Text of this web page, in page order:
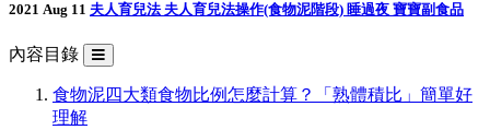
2021 Aug 11 夫人育兒法夫人育兒法操作(食物泥階段) 睡過夜 寶寶副食品
內容目錄
食物泥四大類食物比例怎麼計算？「熟體積比」簡單好
理解